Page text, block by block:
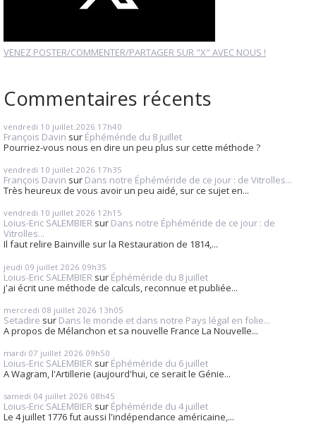
VENEZ POSTER/COMMENTER/PARTAGER SUR "X" AVEC NOUS !
Commentaires récents
vendredi 10 juillet 2026 17h40
François Davin sur Éphéméride du 8 juillet
Pourriez-vous nous en dire un peu plus sur cette méthode ?
vendredi 10 juillet 2026 17h35
François Davin sur Dans notre Éphéméride de ce jour : de Vitrolles...
Très heureux de vous avoir un peu aidé, sur ce sujet en...
vendredi 10 juillet 2026 12h15
Loius-Eric SALEMBIER sur Dans notre Éphéméride de ce jour : de
Vitrolles...
Il faut relire Bainville sur la Restauration de 1814,...
jeudi 09 juillet 2026 09h35
Loius-Eric SALEMBIER sur Éphéméride du 8 juillet
j'ai écrit une méthode de calculs, reconnue et publiée...
mercredi 08 juillet 2026 13h05
Setadire sur Dans le monde et dans notre Pays légal en folie...
A propos de Mélanchon et sa nouvelle France La Nouvelle...
mardi 07 juillet 2026 09h50
Loius-Eric SALEMBIER sur Éphéméride du 6 juillet
A Wagram, l'Artillerie (aujourd'hui, ce serait le Génie...
samedi 04 juillet 2026 08h45
Loius-Eric SALEMBIER sur Éphéméride du 4 juillet
Le 4 juillet 1776 fut aussi l'indépendance américaine,...